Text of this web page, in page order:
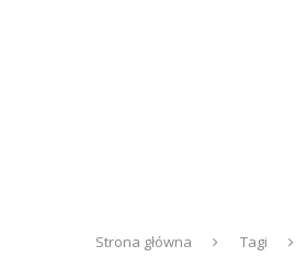
Strona główna Tagi